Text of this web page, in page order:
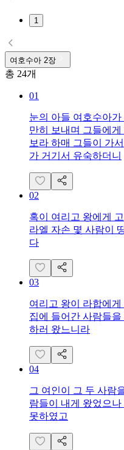
1
여호수아 2장
총 24개
01
눈의 아들 여호수아
만히 보내며 그들에
보라 하매 그들이 가
가 거기서 유숙하더니
02
혹이 여리고 왕에게
라엘 자손 몇 사람이
다
03
여리고 왕이 라합에
집에 들어간 사람들을
하러 왔느니라
04
그 여인이 그 두 사람
람들이 내게 왔었으
못하였고